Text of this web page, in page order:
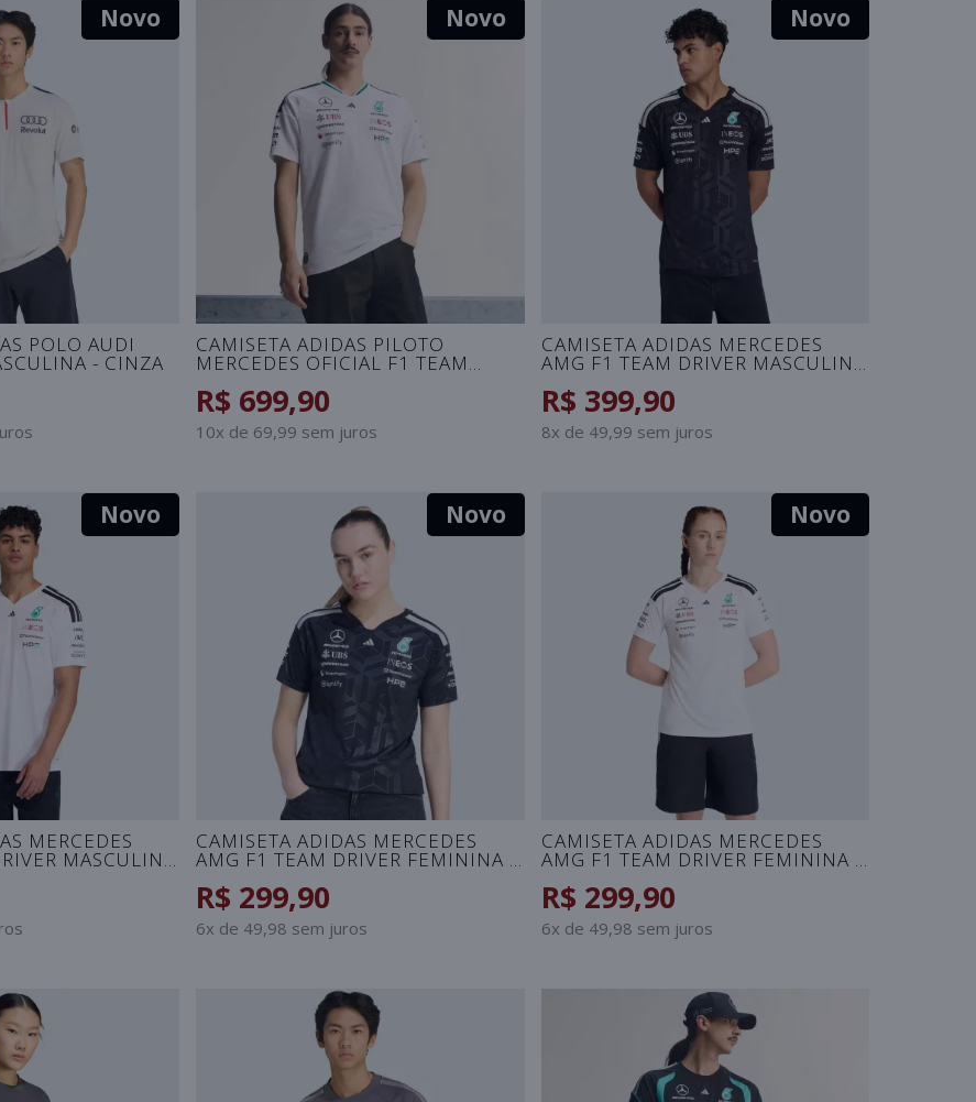
Novo
POLO AUDI
- CINZA
Novo
CAMISETA ADIDAS PILOTO
MERCEDES OFICIAL F1 TEAM
R$ 699,90
10x de 69,99 sem juros
Novo
CAMISETA ADIDAS MERCEDES
AMG F1 TEAM DRIVER MASCULINA
R$ 399,90
8x de 49,99 sem juros
Novo
MERCEDES
MASCULINA
Novo
CAMISETA ADIDAS MERCEDES
AMG F1 TEAM DRIVER FEMININA -
R$ 299,90
6x de 49,98 sem juros
Novo
CAMISETA ADIDAS MERCEDES
AMG F1 TEAM DRIVER FEMININA -
R$ 299,90
6x de 49,98 sem juros